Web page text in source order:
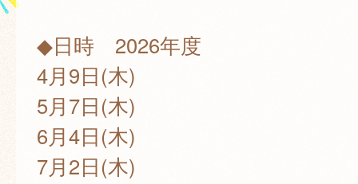
◆日時 2026年度
4月9日(木)
5月7日(木)
6月4日(木)
7月2日(木)